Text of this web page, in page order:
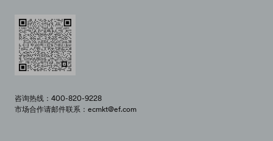
咨询热线：400-820-9228
市场合作请邮件联系：ecmkt@ef.com